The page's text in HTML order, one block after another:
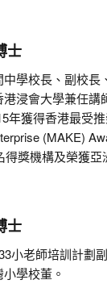
士
學校長、副校
浸會大學兼任
年獲得香港最受
(MAKE)
獎機構及榮獲亞
士
小老師培訓計劃
學校董。